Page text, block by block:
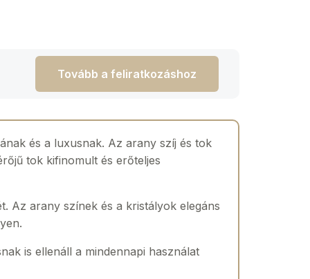
Tovább a feliratkozáshoz
és a luxusnak. Az arany szíj és tok
tok kifinomult és erőteljes
Az arany színek és a kristályok elegáns
is ellenáll a mindennapi használat